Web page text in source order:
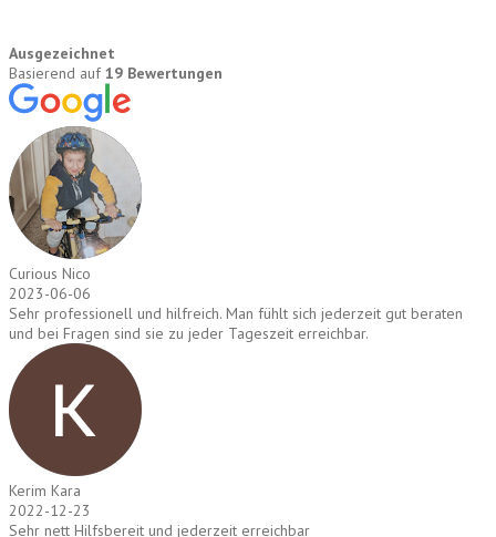
Ausgezeichnet
Basierend auf19 Bewertungen
Curious Nico
2023-06-06
Sehr professionell und hilfreich. Man fühlt sich jederzeit gut beraten
und bei Fragen sind sie zu jeder Tageszeit erreichbar.
Kerim Kara
2022-12-23
Sehr nett Hilfsbereit und jederzeit erreichbar